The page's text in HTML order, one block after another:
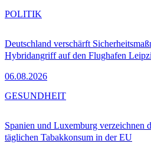
Deutschland verschärft
Hybridangriff auf den Flughafen
06.08.2026
POLITIK
Spanien und Luxemburg verzeichnen
täglichen Tabakkonsum in der EU
GESUNDHEIT